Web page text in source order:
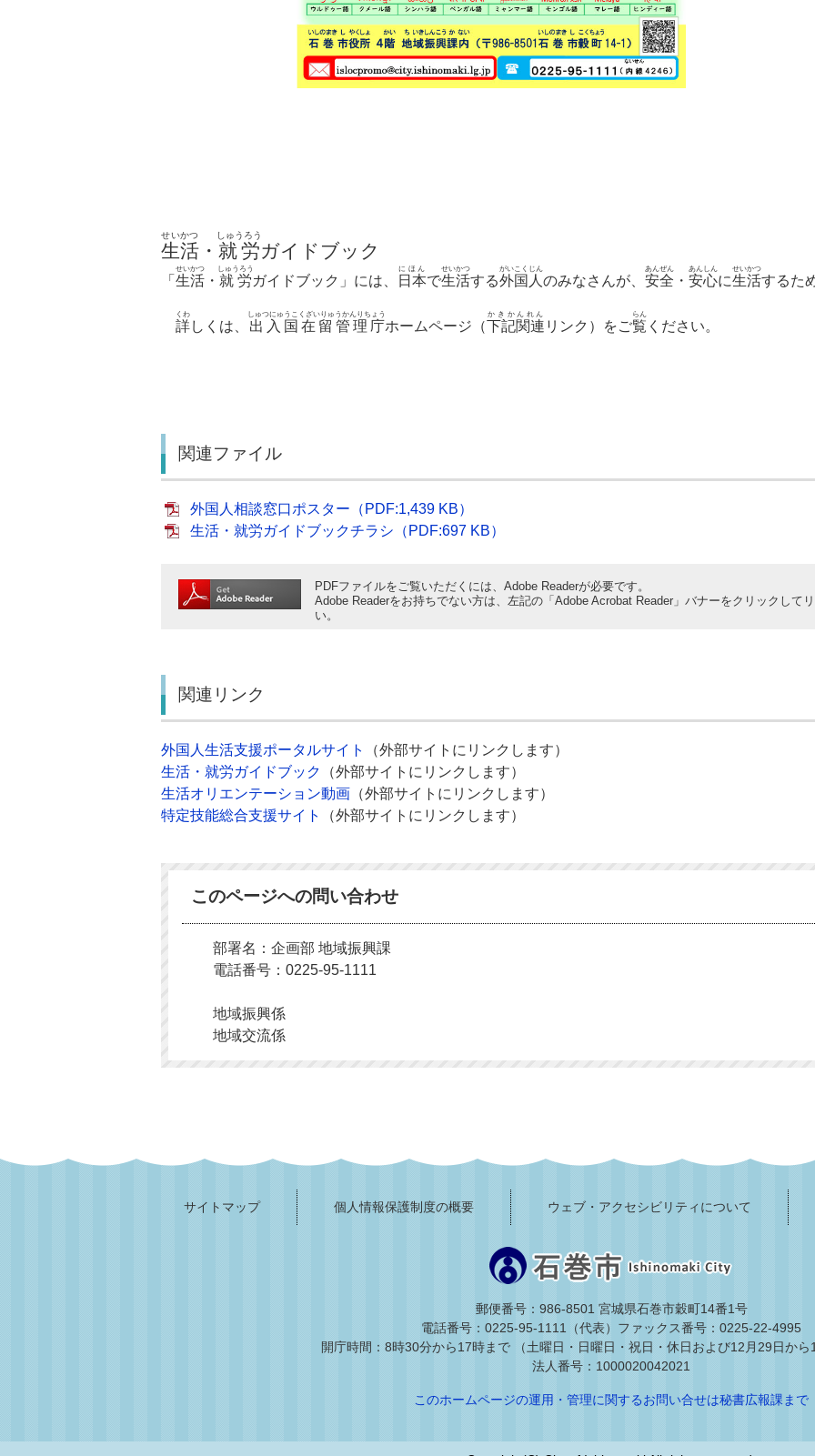
生活
せいかつ
・ 就労
しゅうろう
ガイドブック
「 生活
せいかつ
・ 就労
しゅうろう
ガイドブック」には、 日本
にほん
で生活
せいかつ
する外国人
がいこくじん
のみなさんが、 安全
あんぜん
・ 安心
あんしん
に生活
せいかつ
するた
詳
くわ
しくは、 出入国在留管理庁
しゅつにゅうこくざいりゅうかんりちょう
ホームページ（下記関連
かきかんれん
リンク）をご覧
らん
ください。
関連ファイル
外国人相談窓口ポスター（PDF:1,439 KB）
生活・就労ガイドブックチラシ（PDF:697 KB）
PDFファイルをご覧いただくには、Adobe Readerが必要です。
Adobe Readerをお持ちでない方は、左記の「Adobe Acrobat Reader」バナーをクリックして
い。
関連リンク
外国人生活支援ポータルサイト
（外部サイトにリンクします）
生活・就労ガイドブック
（外部サイトにリンクします）
生活オリエンテーション動画 （外部サイトにリンクします）
特定技能総合支援サイト
（外部サイトにリンクします）
このページへの問い合わせ
部署名：企画部 地域振興課
電話番号：0225-95-1111
地域振興係
地域交流係
サイトマップ 個人情報保護制度の概要 ウェブ・アクセシビリティについて
郵便番号：986-8501 宮城県石巻市穀町14番1号
電話番号：0225-95-1111（代表） ファックス番号：0225-22-4995
開庁時間：8時30分から17時まで （土曜日・日曜日・祝日・休日および12月29日から
法人番号：1000020042021
このホームページの運用・管理に関するお問い合せは秘書広報課まで